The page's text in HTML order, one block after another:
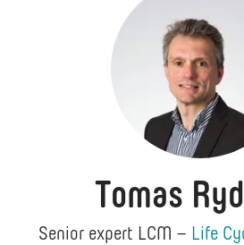
Tomas
Senior expert LCM – Life